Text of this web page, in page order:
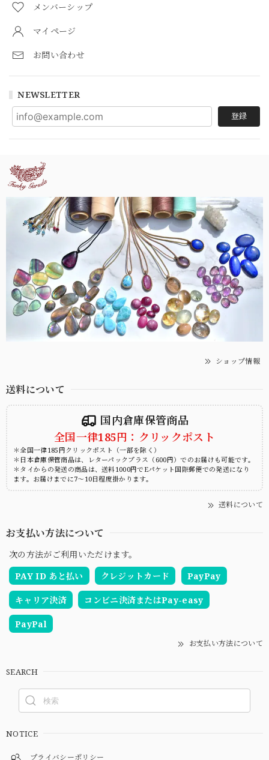
メンバーシップ
マイページ
お問い合わせ
NEWSLETTER
登録
ショップ情報
送料について
国内倉庫保管商品
全国一律185円：クリックポスト
＊全国一律185円クリックポスト（一部を除く）
＊日本倉庫保管商品は、レターパックプラス（600円）でのお届けも可能です。
＊タイからの発送の商品は、送料1000円でEパケット国際郵便での発送になり
ます。お届けまでに7～10日程度掛かります。
送料について
お支払い方法について
次の方法がご利用いただけます。
PAY ID あと払い
クレジットカード PayPay
キャリア決済 コンビニ決済またはPay-easy
PayPal
お支払い方法について
SEARCH
NOTICE
プライバシーポリシー